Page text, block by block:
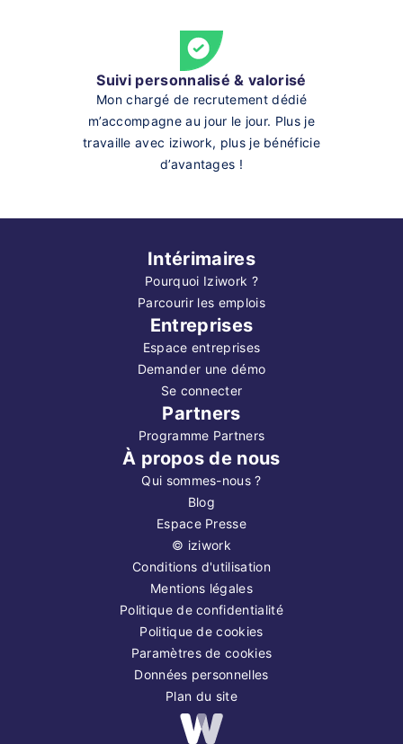
Suivi personnalisé & valorisé
Mon chargé de recrutement dédié
m’accompagne au jour le jour. Plus je
travaille avec iziwork, plus je bénéficie
d’avantages !
Intérimaires
Pourquoi Iziwork ?
Parcourir les emplois
Entreprises
Espace entreprises
Demander une démo
Se connecter
Partners
Programme Partners
À propos de nous
Qui sommes-nous ?
Blog
Espace Presse
© iziwork
Conditions d'utilisation
Mentions légales
Politique de confidentialité
Politique de cookies
Paramètres de cookies
Données personnelles
Plan du site